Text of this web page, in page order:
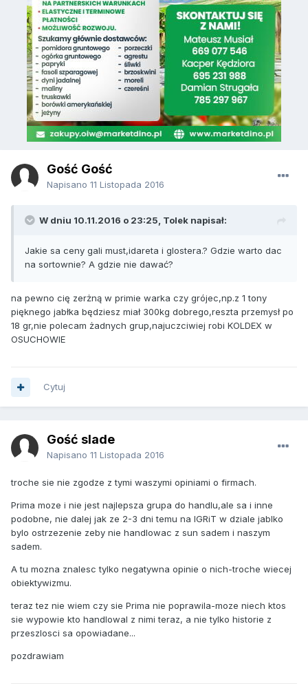
Gość Gość
Napisano 11 Listopada 2016
W dniu 10.11.2016 o 23:25, Tolek napisał:
Jakie sa ceny gali must,idareta i glostera.? Gdzie warto dac
na sortownie? A gdzie nie dawać?
na pewno cię zerżną w primie warka czy grójec,np.z 1 tony
pięknego jabłka będziesz miał 300kg dobrego,reszta przemysł po
18 gr,nie polecam żadnych grup,najuczciwiej robi KOLDEX w
OSUCHOWIE
Cytuj
Gość slade
Napisano 11 Listopada 2016
troche sie nie zgodze z tymi waszymi opiniami o firmach.
Prima moze i nie jest najlepsza grupa do handlu,ale sa i inne
podobne, nie dalej jak ze 2-3 dni temu na IGRiT w dziale jablko
bylo ostrzezenie zeby nie handlowac z sun sadem i naszym
sadem.
A tu mozna znalesc tylko negatywna opinie o nich-troche wiecej
obiektywizmu.
teraz tez nie wiem czy sie Prima nie poprawila-moze niech ktos
sie wypowie kto handlowal z nimi teraz, a nie tylko historie z
przeszlosci sa opowiadane...
pozdrawiam